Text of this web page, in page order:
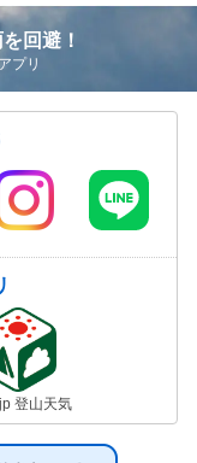
回避！
プリ
登山天気